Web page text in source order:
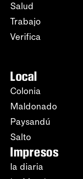
Salud
Trabajo
Verifica
Local
Colonia
Maldonado
Paysandú
Salto
Impresos
la diaria